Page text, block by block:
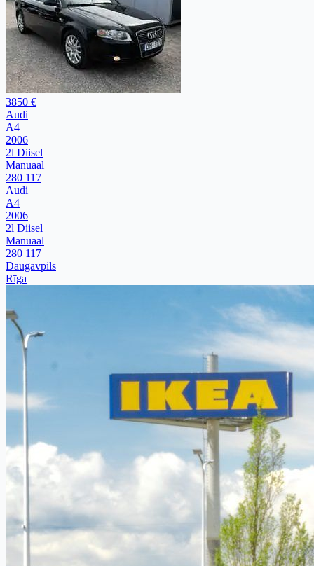
3850 €
Audi
A4
2006
2l Diisel
Manuaal
280 117
Audi
A4
2006
2l Diisel
Manuaal
280 117
Daugavpils
Rīga